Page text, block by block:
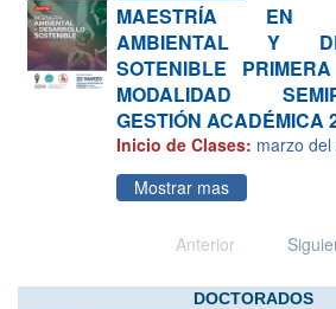
MAESTRÍA EN
AMBIENTAL Y
SOTENIBLE
MODALIDAD
GESTIÓN ACADÉMICA
Inicio de Clases: marzo
Mostrar mas
Anterior
DOCTORADOS